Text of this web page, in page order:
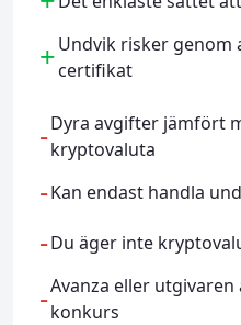
+Undvik risker genom
certifikat
-Dyra avgifter jämfört
kryptovaluta
-Kan endast handla
-Du äger inte
-Avanza eller
konkurs